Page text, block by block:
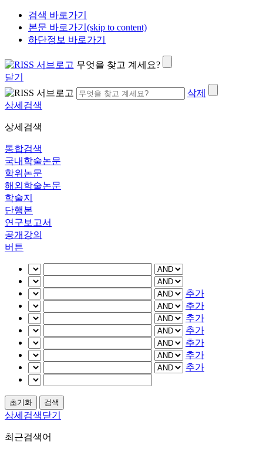
검색 바로가기
본문 바로가기(skip to content)
하단정보 바로가기
무엇을 찾고 계세요?
닫기
삭제
상세검색
상세검색
통합검색
국내학술논문
학위논문
해외학술논문
학술지
단행본
연구보고서
공개강의
버튼
추가
추가
추가
추가
추가
추가
추가
상세검색닫기
최근검색어